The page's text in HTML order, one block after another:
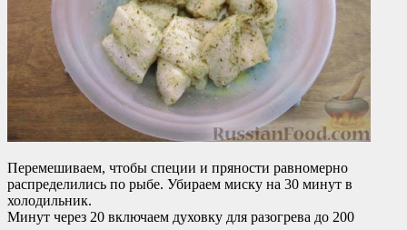
Перемешиваем, чтобы специи и пряности равномерно
распределились по рыбе. Убираем миску на 30 минут в
холодильник.
Минут через 20 включаем духовку для разогрева до 200